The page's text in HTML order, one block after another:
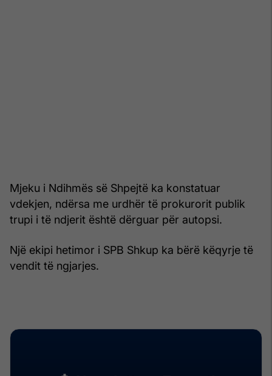
Mjeku i Ndihmës së Shpejtë ka konstatuar
vdekjen, ndërsa me urdhër të prokurorit publik
trupi i të ndjerit është dërguar për autopsi.
Një ekipi hetimor i SPB Shkup ka bërë këqyrje të
vendit të ngjarjes.